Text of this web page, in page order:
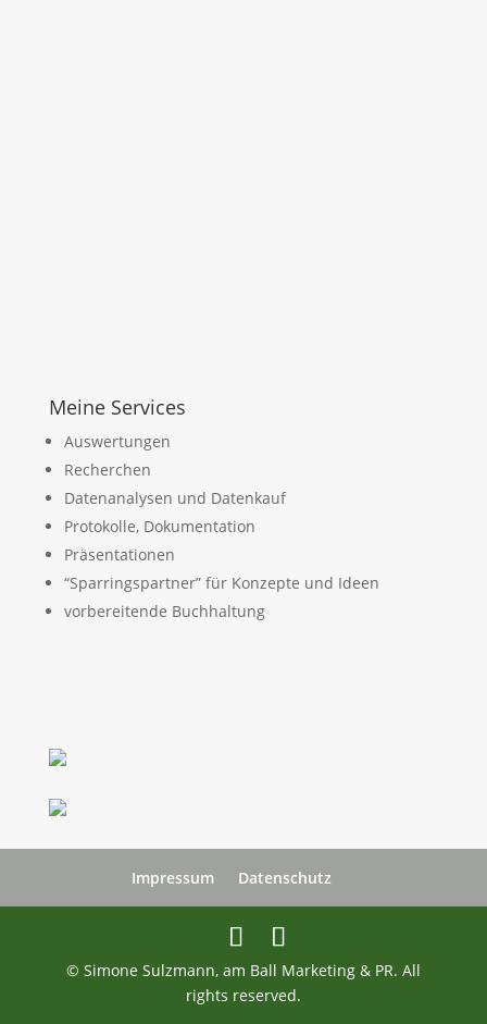
Meine Services
Auswertungen
Recherchen
Datenanalysen und Datenkauf
Protokolle, Dokumentation
Präsentationen
“Sparringspartner” für Konzepte und Ideen
vorbereitende Buchhaltung
Impressum Datenschutz
© Simone Sulzmann, am Ball Marketing & PR. All
rights reserved.